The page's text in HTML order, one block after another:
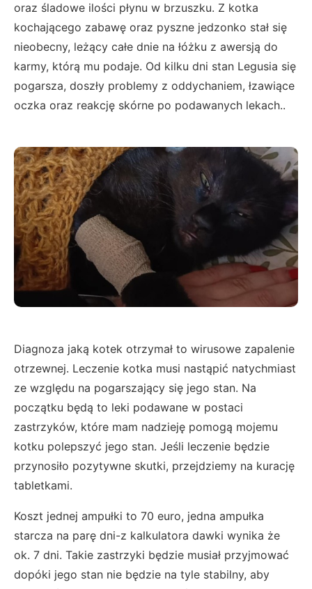
oraz śladowe ilości płynu w brzuszku. Z kotka
kochającego zabawę oraz pyszne jedzonko stał się
nieobecny, leżący całe dnie na łóżku z awersją do
karmy, którą mu podaje. Od kilku dni stan Legusia się
pogarsza, doszły problemy z oddychaniem, łzawiące
oczka oraz reakcję skórne po podawanych lekach..
Diagnoza jaką kotek otrzymał to wirusowe zapalenie
otrzewnej. Leczenie kotka musi nastąpić natychmiast
ze względu na pogarszający się jego stan. Na
początku będą to leki podawane w postaci
zastrzyków, które mam nadzieję pomogą mojemu
kotku polepszyć jego stan. Jeśli leczenie będzie
przynosiło pozytywne skutki, przejdziemy na kurację
tabletkami.
Koszt jednej ampułki to 70 euro, jedna ampułka
starcza na parę dni-z kalkulatora dawki wynika że
ok. 7 dni. Takie zastrzyki będzie musiał przyjmować
dopóki jego stan nie będzie na tyle stabilny, aby